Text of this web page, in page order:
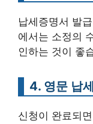
납세증명서 발
에서는 소정의
인하는 것이 좋
4. 영문 납
신청이 완료되